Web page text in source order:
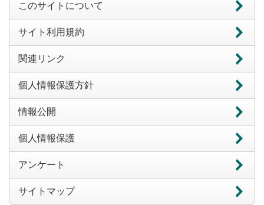
このサイトについて
サイト利用規約
関連リンク
個人情報保護方針
情報公開
個人情報保護
アンケート
サイトマップ